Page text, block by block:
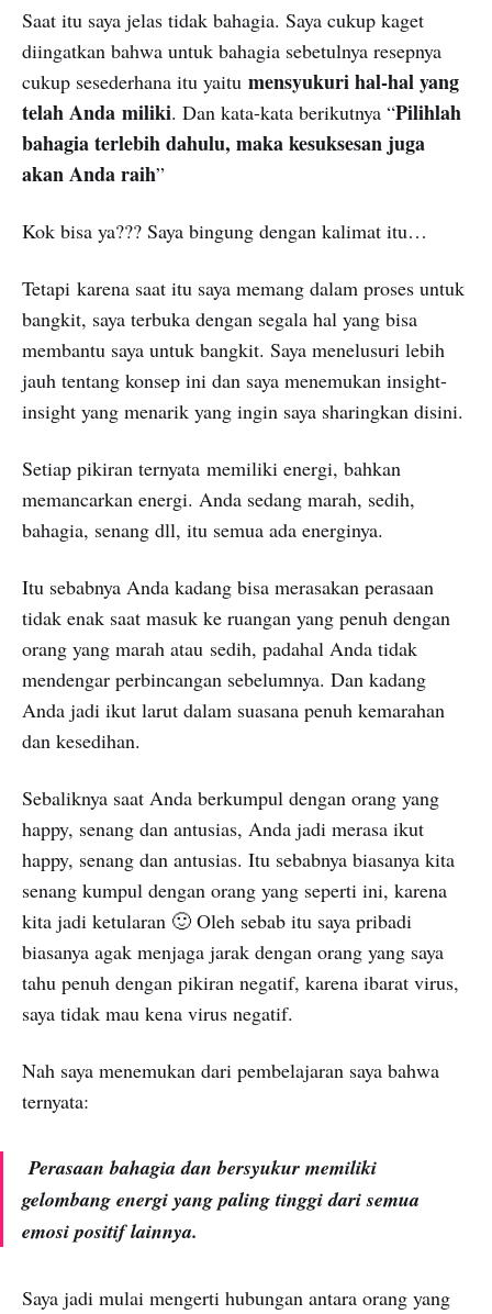
Saat itu saya jelas tidak bahagia. Saya cukup kaget
diingatkan bahwa untuk bahagia sebetulnya resepnya
cukup sesederhana itu yaitu mensyukuri hal-hal yang
telah Anda miliki. Dan kata-kata berikutnya “Pilihlah
bahagia terlebih dahulu, maka kesuksesan juga
akan Anda raih”
Kok bisa ya??? Saya bingung dengan kalimat itu…
Tetapi karena saat itu saya memang dalam proses untuk
bangkit, saya terbuka dengan segala hal yang bisa
membantu saya untuk bangkit. Saya menelusuri lebih
jauh tentang konsep ini dan saya menemukan insight-
insight yang menarik yang ingin saya sharingkan disini.
Setiap pikiran ternyata memiliki energi, bahkan
memancarkan energi. Anda sedang marah, sedih,
bahagia, senang dll, itu semua ada energinya.
Itu sebabnya Anda kadang bisa merasakan perasaan
tidak enak saat masuk ke ruangan yang penuh dengan
orang yang marah atau sedih, padahal Anda tidak
mendengar perbincangan sebelumnya. Dan kadang
Anda jadi ikut larut dalam suasana penuh kemarahan
dan kesedihan.
Sebaliknya saat Anda berkumpul dengan orang yang
happy, senang dan antusias, Anda jadi merasa ikut
happy, senang dan antusias. Itu sebabnya biasanya kita
senang kumpul dengan orang yang seperti ini, karena
kita jadi ketularan 🙂 Oleh sebab itu saya pribadi
biasanya agak menjaga jarak dengan orang yang saya
tahu penuh dengan pikiran negatif, karena ibarat virus,
saya tidak mau kena virus negatif.
Nah saya menemukan dari pembelajaran saya bahwa
ternyata:
Perasaan bahagia dan bersyukur memiliki
gelombang energi yang paling tinggi dari semua
emosi positif lainnya.
Saya jadi mulai mengerti hubungan antara orang yang